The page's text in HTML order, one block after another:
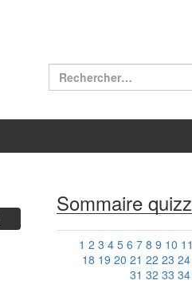
Rechercher :
Sommaire quizz
1 2 3 4 5 6 7 8 9 10 11
18 19 20 21 22 23 24
31 32 33 34